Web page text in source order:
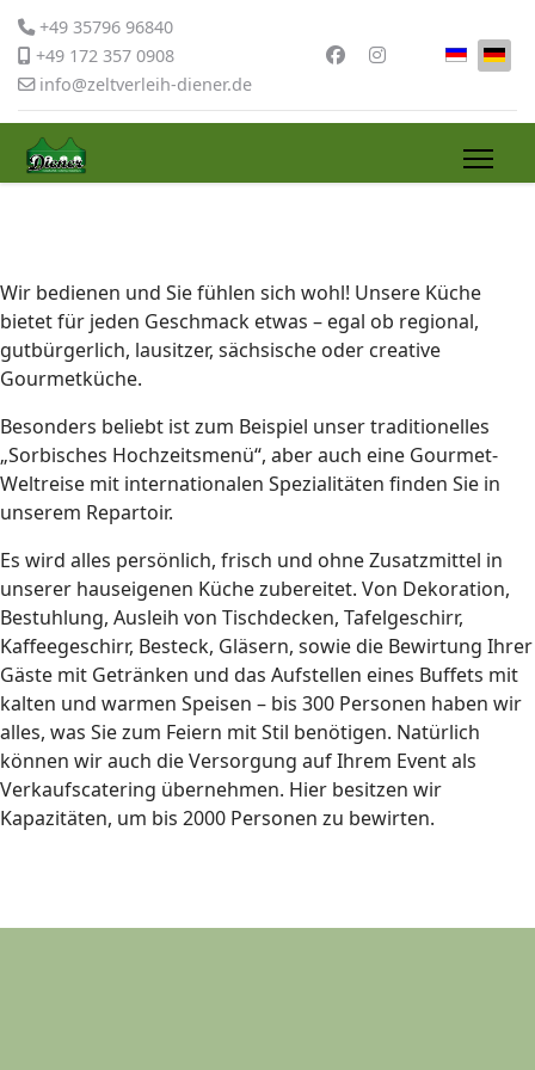
+49 35796 96840
+49 172 357 0908
info@zeltverleih-diener.de
Sprache
Wir bedienen und Sie fühlen sich wohl! Unsere Küche
bietet für jeden Geschmack etwas – egal ob regional,
gutbürgerlich, lausitzer, sächsische oder creative
Gourmetküche.
Besonders beliebt ist zum Beispiel unser traditionelles
„Sorbisches Hochzeitsmenü“, aber auch eine Gourmet-
Weltreise mit internationalen Spezialitäten finden Sie in
unserem Repartoir.
Es wird alles persönlich, frisch und ohne Zusatzmittel in
unserer hauseigenen Küche zubereitet. Von Dekoration,
Bestuhlung, Ausleih von Tischdecken, Tafelgeschirr,
Kaffeegeschirr, Besteck, Gläsern, sowie die Bewirtung Ihrer
Gäste mit Getränken und das Aufstellen eines Buffets mit
kalten und warmen Speisen – bis 300 Personen haben wir
alles, was Sie zum Feiern mit Stil benötigen. Natürlich
können wir auch die Versorgung auf Ihrem Event als
Verkaufscatering übernehmen. Hier besitzen wir
Kapazitäten, um bis 2000 Personen zu bewirten.